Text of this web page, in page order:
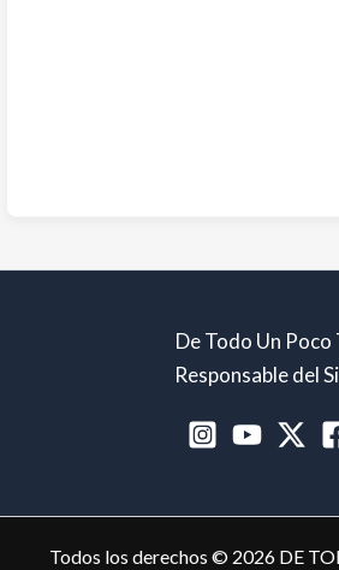
De Todo Un Poco
Responsable del
Todos los derechos © 2026 DE